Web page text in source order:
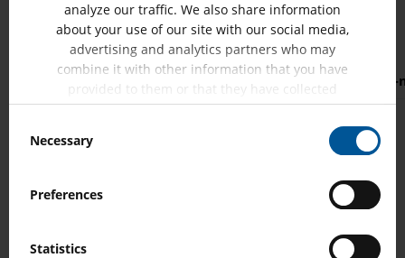
analyze our traffic. We also share information
about your use of our site with our social media,
advertising and analytics partners who may
combine it with other information that you have
provided to them or that they have collected
from your use of their services.
Necessary
Preferences
Statistics
Mostrando 0 de 0 de 0 resultados
Procesando...
Relés
Fabricante Aplicación Fecha
25